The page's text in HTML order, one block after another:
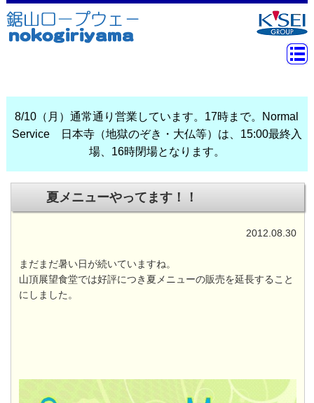
8/10（月）通常通り営業しています。17時まで。Normal
Service 日本寺（地獄のぞき・大仏等）は、15:00最終入
場、16時閉場となります。
夏メニューやってます！！
2012.08.30
まだまだ暑い日が続いていますね。
山頂展望食堂では好評につき夏メニューの販売を延長すること
にしました。